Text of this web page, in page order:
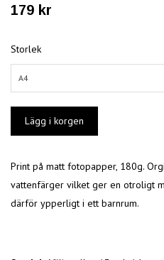
179 kr
Storlek
A4
Print på matt fotopapper, 180g.
vattenfärger vilket ger en otroligt
därför ypperligt i ett barnrum.